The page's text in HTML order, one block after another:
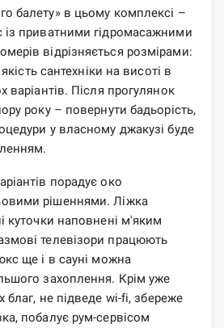
балету» в цьому комплексі –
приватними гідромасажними
відрізняється розмірами:
сантехніки на висоті в
варіантів. Після прогулянок
року – повернути бадьорість,
у власному джакузі буде
порадує око
рішеннями. Ліжка
куточки наповнені м'яким
телевізори працюють
ще і в сауні можна
захоплення. Крім уже
благ, не підведе wi-fi, збереже
побалує рум-сервісом